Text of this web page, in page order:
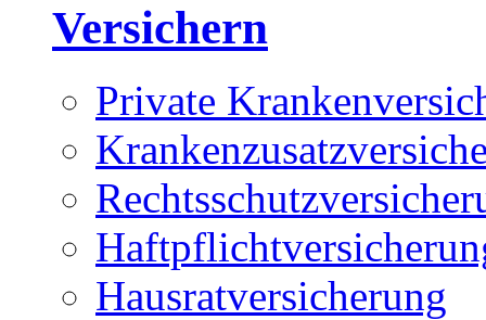
Versichern
Private
Hausratversicherung